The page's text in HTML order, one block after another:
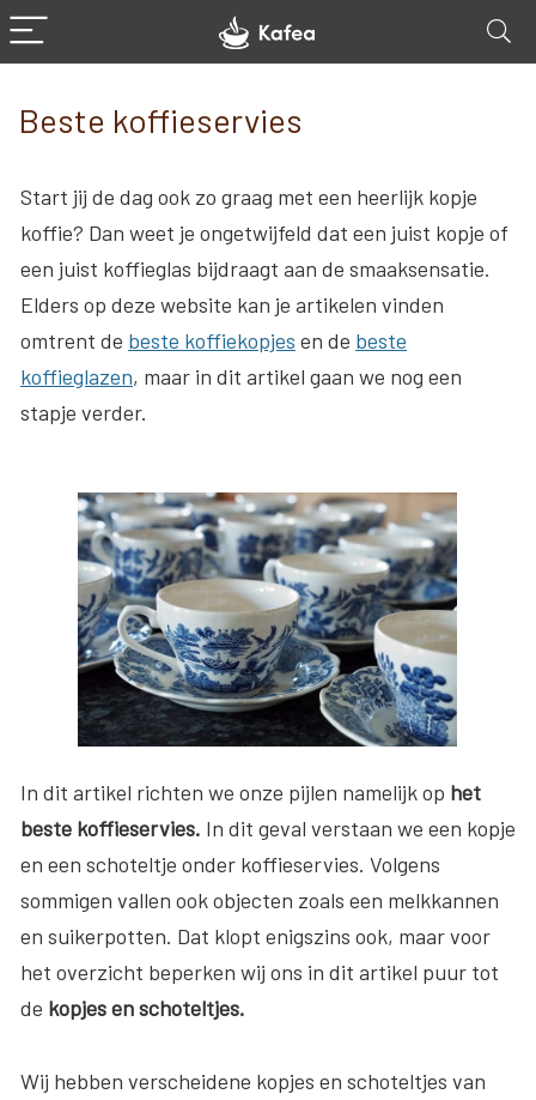
Beste koffieservies
Start jij de dag ook zo graag met een heerlijk kopje
koffie? Dan weet je ongetwijfeld dat een juist kopje of
een juist koffieglas bijdraagt aan de smaaksensatie.
Elders op deze website kan je artikelen vinden
omtrent de beste koffiekopjes en de beste
koffieglazen, maar in dit artikel gaan we nog een
stapje verder.
In dit artikel richten we onze pijlen namelijk op het
beste koffieservies. In dit geval verstaan we een kopje
en een schoteltje onder koffieservies. Volgens
sommigen vallen ook objecten zoals een melkkannen
en suikerpotten. Dat klopt enigszins ook, maar voor
het overzicht beperken wij ons in dit artikel puur tot
de kopjes en schoteltjes.
Wij hebben verscheidene kopjes en schoteltjes van